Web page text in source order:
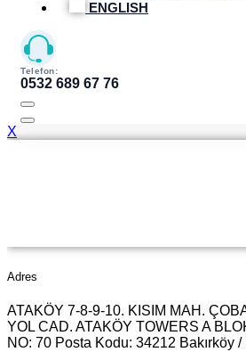
ENGLISH
Telefon:
0532 689 67 76
X
Adres
ATAKÖY 7-8-9-10. KISIM MAH.
YOL CAD. ATAKÖY TOWERS A
NO: 70 Posta Kodu: 34212 Bakırköy